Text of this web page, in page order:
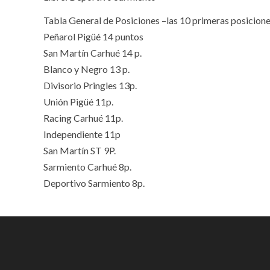
Tabla General de Posiciones –las 10 primeras
Peñarol Pigüé 14 puntos
San Martín Carhué 14 p.
Blanco y Negro 13 p.
Divisorio Pringles 13p.
Unión Pigüé 11p.
Racing Carhué 11p.
Independiente 11p
San Martín ST 9P.
Sarmiento Carhué 8p.
Deportivo Sarmiento 8p.